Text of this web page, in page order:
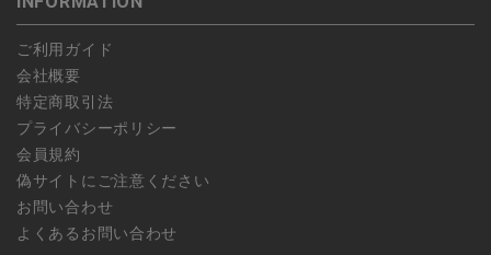
予約商品など一部キャンセルが出来ない場合がございます。あら
かじめご了承ください。
ご利用ガイド
会社概要
特定商取引法
プライバシーポリシー
会員規約
偽サイトにご注意ください
お問い合わせ
よくあるお問い合わせ